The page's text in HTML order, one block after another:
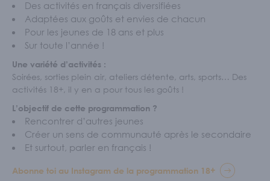
Des activités en français diversifiées
Adaptées aux goûts et envies de chacun
Pour les jeunes de 18 ans et plus
Sur toute l’année !
Une variété d’activités :
Soirées, sorties plein air, ateliers détente, arts, sports… Des
activités 18+, il y en a pour tous les goûts !
L’objectif de cette programmation ?
Rencontrer d’autres jeunes
Créer un sens de communauté après le secondaire
Et surtout, parler en français !
Abonne toi au Instagram de la programmation 18+